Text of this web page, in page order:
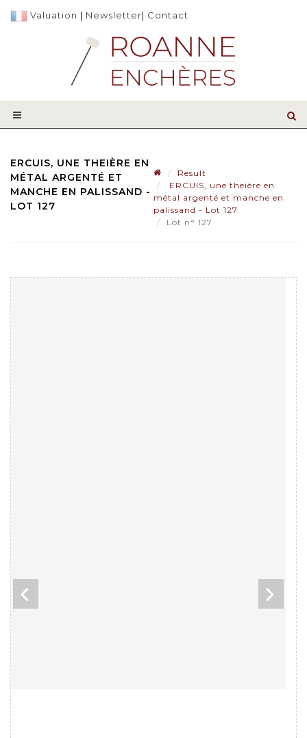
Valuation | Newsletter| Contact
ERCUIS, UNE THEIÈRE EN
MÉTAL ARGENTÉ ET
MANCHE EN PALISSAND -
LOT 127
Result
ERCUIS, une theière en
métal argenté et manche en
palissand - Lot 127
Lot n° 127